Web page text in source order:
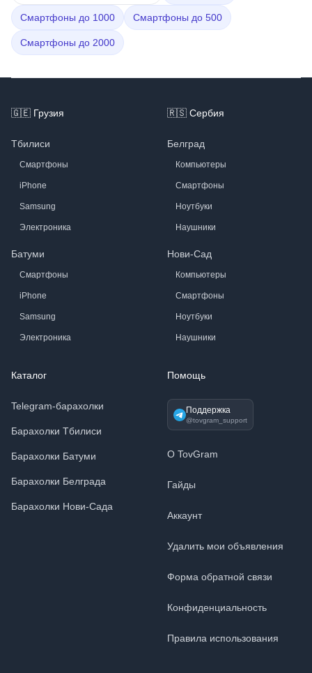
Смартфоны до 1000 Смартфоны до 500
Смартфоны до 2000
🇬🇪 Грузия
Тбилиси
Смартфоны
iPhone
Samsung
Электроника
Батуми
Смартфоны
iPhone
Samsung
Электроника
🇷🇸 Сербия
Белград
Компьютеры
Смартфоны
Ноутбуки
Наушники
Нови-Сад
Компьютеры
Смартфоны
Ноутбуки
Наушники
Каталог
Telegram-барахолки
Барахолки Тбилиси
Барахолки Батуми
Барахолки Белграда
Барахолки Нови-Сада
Помощь
Поддержка
@tovgram_support
О TovGram
Гайды
Аккаунт
Удалить мои объявления
Форма обратной связи
Конфиденциальность
Правила использования